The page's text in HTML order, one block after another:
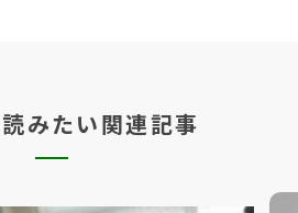
みたい関連記事